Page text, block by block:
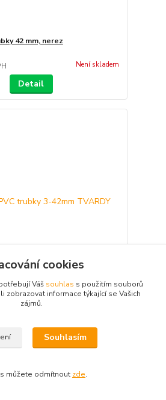
42 mm, nerez
Není skladem
Detail
3-42mm TVARDY
cookies
Váš souhlas s použitím souborů
zobrazovat informace týkající se Vašich
zájmů.
Souhlasím
můžete odmítnout zde.